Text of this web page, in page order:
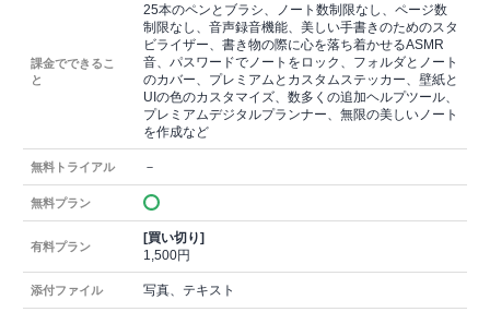
課金でできるこ
と
25本のペンとブラシ、ノート数制限なし、ページ数
制限なし、音声録音機能、美しい手書きのためのスタ
ビライザー、書き物の際に心を落ち着かせるASMR
音、パスワードでノートをロック、フォルダとノート
のカバー、プレミアムとカスタムステッカー、壁紙と
UIの色のカスタマイズ、数多くの追加ヘルプツール、
プレミアムデジタルプランナー、無限の美しいノート
を作成など
無料トライアル －
無料プラン
有料プラン
[買い切り]
1,500円
添付ファイル 写真、テキスト